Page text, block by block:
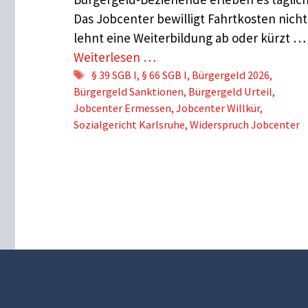
Das Jobcenter bewilligt Fahrtkosten
lehnt eine Weiterbildung ab oder kürzt …
Weiterlesen …
Schlagwörter
§ 39 SGB I, § 66 SGB I, Bürgergeld 2026,
Bürgergeld Sanktionen, Bürgergeld Urteil,
Jobcenter Ermessen, Jobcenter Willkür,
Sozialgericht Karlsruhe, Widerspruch Jobcenter